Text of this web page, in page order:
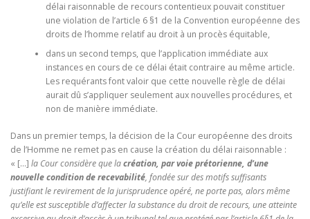
délai raisonnable de recours contentieux pouvait constituer
une violation de l’article 6 §1 de la Convention européenne des
droits de l’homme relatif au droit à un procès équitable,
dans un second temps, que l’application immédiate aux
instances en cours de ce délai était contraire au même article.
Les requérants font valoir que cette nouvelle règle de délai
aurait dû s’appliquer seulement aux nouvelles procédures, et
non de manière immédiate.
Dans un premier temps, la décision de la Cour européenne des droits
de l’Homme ne remet pas en cause la création du délai raisonnable :
« […] la Cour considère que lacréation, par voie prétorienne, d’une
nouvelle condition de recevabilité, fondée sur des motifs suffisants
justifiant le revirement de la jurisprudence opéré, ne porte pas, alors même
qu’elle est susceptible d’affecter la substance du droit de recours, une atteinte